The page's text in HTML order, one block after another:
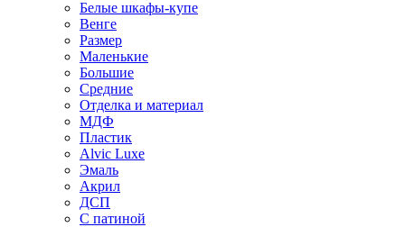
Белые шкафы-купе
Венге
Размер
Маленькие
Большие
Средние
Отделка и материал
МДФ
Пластик
Alvic Luxe
Эмаль
Акрил
ДСП
С патиной